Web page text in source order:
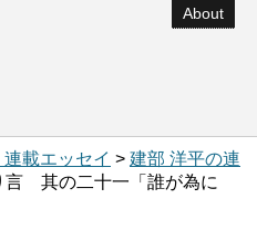
About
連載エッセイ > 建部 洋平の連
言 其の二十一「誰が為に